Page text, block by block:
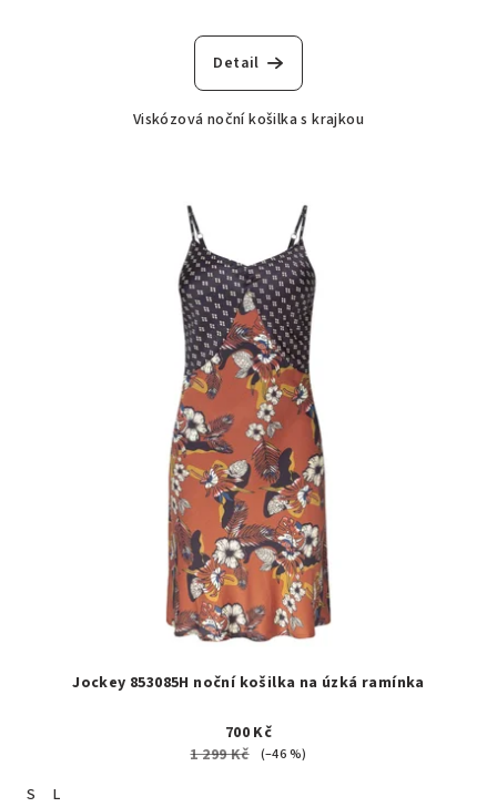
Detail
Viskózová noční košilka s krajkou
Jockey 853085H noční košilka na úzká ramínka
700 Kč
1 299 Kč
(–46 %)
S
L